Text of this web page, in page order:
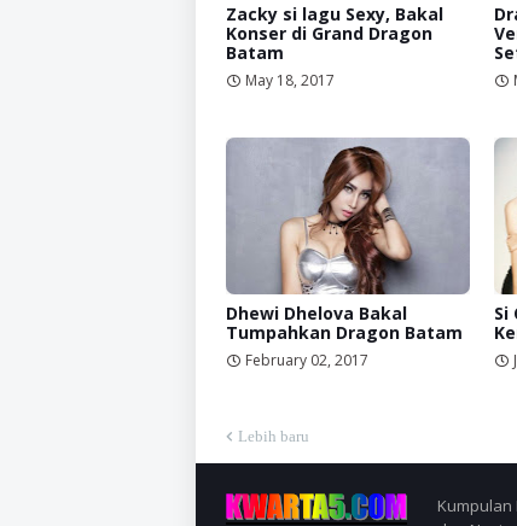
Zacky si lagu Sexy, Bakal
Konser di Grand Dragon
Batam
May 18, 2017
Dhewi Dhelova Bakal
Tumpahkan Dragon Batam
February 02, 2017
Si
Lebih baru
Kumpulan